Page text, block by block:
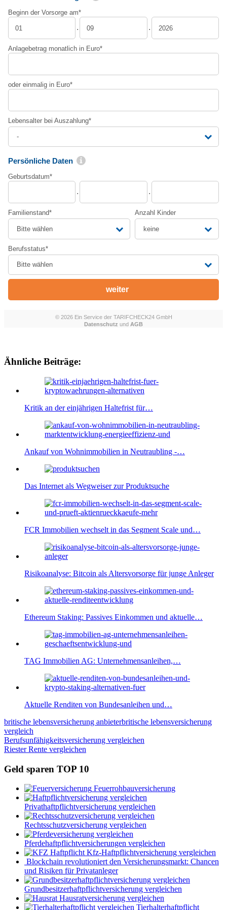
Ähnliche Beiträge:
Kritik an der einjährigen Haltefrist für…
Ankauf von Wohnimmobilien in Neutraubling -…
Das Internet als Wegweiser zur Produktsuche
FCR Immobilien wechselt in das Segment Scale und…
Risikoanalyse: Bitcoin als Altersvorsorge für junge Anleger
Ethereum Staking: Passives Einkommen und aktuelle…
TAG Immobilien AG: Unternehmensanleihen,…
Aktuelle Renditen von Bundesanleihen und…
britische lebensversicherung anbieterbritische lebensversicherung
vergleich
Beitragsnavigation
Vorheriger
Beitrag:
Berufsunfähigkeitsversicherung vergleichen
Nächster
Riester Rente vergleichen
Geld sparen TOP 10
Feuerrohbauversicherung
Privathaftpflichtversicherung vergleichen
Rechtsschutzversicherung vergleichen
Pferdehaftpflichtversicherungen vergleichen
Kfz-Haftpflichtversicherung vergleichen
Blockchain revolutioniert den Versicherungsmarkt: Chancen
und Risiken für Privatanleger
Grundbesitzerhaftpflichtversicherung vergleichen
Hausratversicherung vergleichen
Tierhalterhaftpflicht